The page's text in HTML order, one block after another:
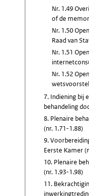
Nr. 1.49
of de
Nr. 1.50
Raad van
Nr. 1.51
Nr. 1.52
7. Indiening bij
behandeling
8. Plenaire
(nr. 1.71-1.88)
9.
Eerste Kamer
10. Plenaire
(nr. 1.93-1.98)
11.